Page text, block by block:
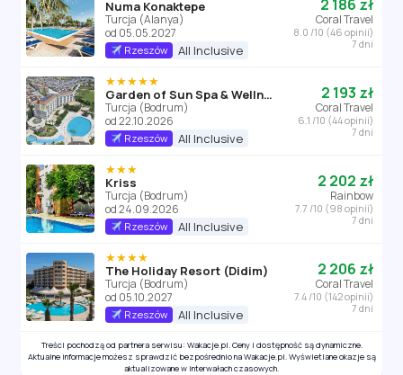
Numa Konaktepe
Turcja (Alanya)
od 05.05.2027
Rzeszów All Inclusive
2 186 zł
Coral Travel
8.0 /10 (46 opinii)
7 dni
★★★★★
Garden of Sun Spa & Wellness
Turcja (Bodrum)
od 22.10.2026
Rzeszów All Inclusive
2 193 zł
Coral Travel
6.1 /10 (44 opinii)
7 dni
★★★
Kriss
Turcja (Bodrum)
od 24.09.2026
Rzeszów All Inclusive
2 202 zł
Rainbow
7.7 /10 (98 opinii)
7 dni
★★★★
The Holiday Resort (Didim)
Turcja (Bodrum)
od 05.10.2027
Rzeszów All Inclusive
2 206 zł
Coral Travel
7.4 /10 (142 opinii)
7 dni
Treści pochodzą od partnera serwisu: Wakacje.pl. Ceny i dostępność są dynamiczne.
Aktualne informacje możesz sprawdzić bezpośrednio na Wakacje.pl. Wyświetlane okazje są
aktualizowane w interwałach czasowych.